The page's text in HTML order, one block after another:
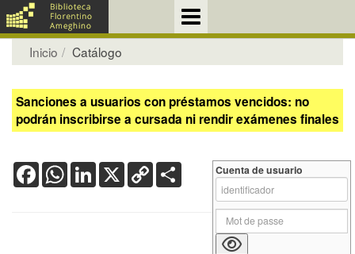
Inicio Catálogo
Sanciones a usuarios con préstamos vencidos: no
podrán inscribirse a cursada ni rendir exámenes finales
FacebookWhatsApp
LinkedIn
X Copy
Link
Cuenta de usuario